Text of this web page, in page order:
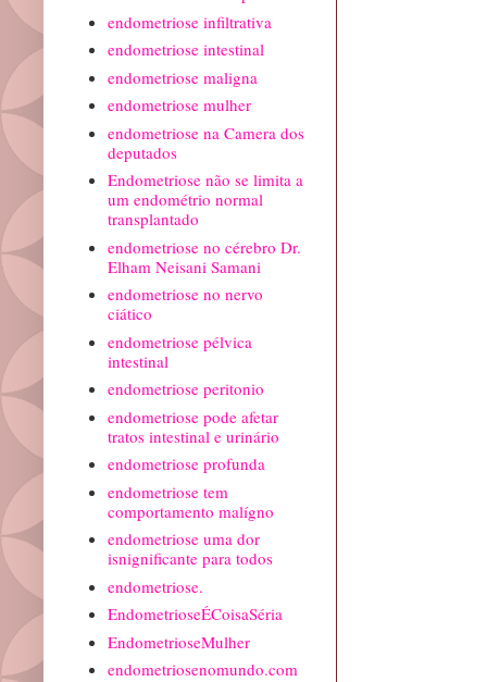
endometriose infiltrativa
endometriose intestinal
endometriose maligna
endometriose mulher
endometriose na Camera dos
deputados
Endometriose não se limita a
um endométrio normal
transplantado
endometriose no cérebro Dr.
Elham Neisani Samani
endometriose no nervo
ciático
endometriose pélvica
intestinal
endometriose peritonio
endometriose pode afetar
tratos intestinal e urinário
endometriose profunda
endometriose tem
comportamento malígno
endometriose uma dor
isnignificante para todos
endometriose.
EndometrioseÉCoisaSéria
EndometrioseMulher
endometriosenomundo.com